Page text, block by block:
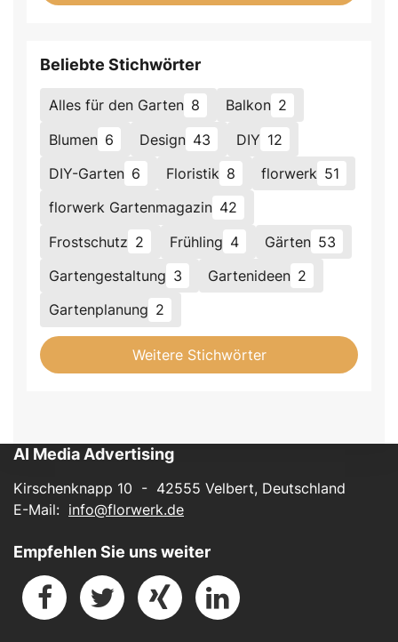
Beliebte Stichwörter
Alles für den Garten 8 Balkon 2
Blumen 6 Design 43 DIY 12
DIY-Garten 6 Floristik 8 florwerk 51
florwerk Gartenmagazin 42
Frostschutz 2 Frühling 4 Gärten 53
Gartengestaltung 3 Gartenideen 2
Gartenplanung 2
Weitere Stichwörter
AI Media Advertising
Kirschenknapp 10 - 42555 Velbert, Deutschland
E-Mail: info@florwerk.de
Empfehlen Sie uns weiter